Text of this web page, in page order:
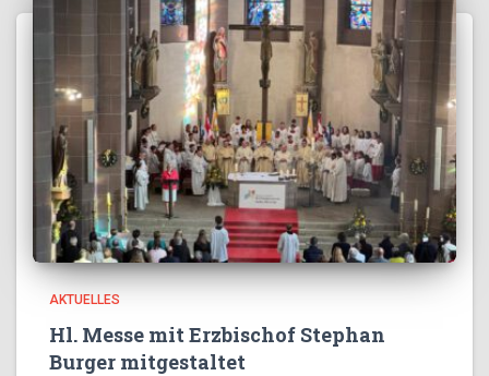
AKTUELLES
Hl. Messe mit Erzbischof Stephan
Burger mitgestaltet